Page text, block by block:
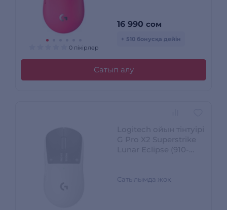
0 пікірлер
16 990 сом
+ 510 бонусқа дейін
Сатып алу
Сатылымда жоқ